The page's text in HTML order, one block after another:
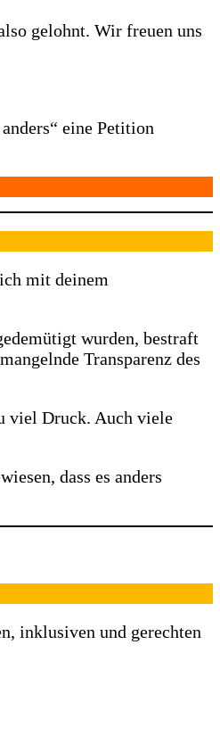
gelohnt. Wir freuen uns
eine Petition
mit deinem
wurden, bestraft
Transparenz des
viel Druck. Auch viele
dass es anders
inklusiven und gerechten